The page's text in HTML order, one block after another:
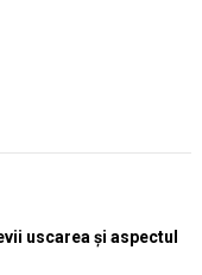
uscarea și aspectul